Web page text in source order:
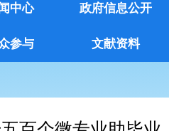
中心 政府信息公开
参与 文献资料